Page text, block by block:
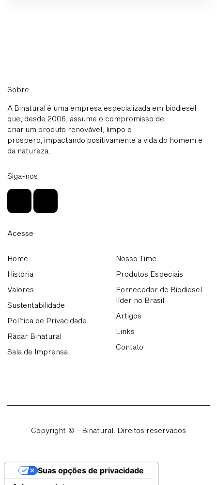
Sobre
A Binatural é uma empresa especializada em biodiesel
que, desde 2006, assume o compromisso de
criar um produto renovável, limpo e
próspero, impactando positivamente a vida do homem e
da natureza.
Siga-nos
Acesse
Home
História
Valores
Sustentabilidade
Política de Privacidade
Radar Binatural
Sala de Imprensa
Nosso Time
Produtos Especiais
Fornecedor de Biodiesel
líder no Brasil
Artigos
Links
Contato
Copyright © - Binatural. Direitos reservados
Suas opções de privacidade